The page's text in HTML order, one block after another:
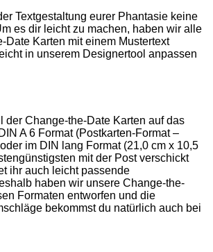
Textgestaltung eurer Phantasie keine
es dir leicht zu machen, haben wir alle
Date Karten mit einem Mustertext
in unserem Designertool anpassen
der Change-the-Date Karten auf das
A 6 Format (Postkarten-Format –
im DIN lang Format (21,0 cm x 10,5
mit der Post verschickt
ihr auch leicht passende
haben wir unsere Change-the-
Formaten entworfen und die
bekommst du natürlich auch bei